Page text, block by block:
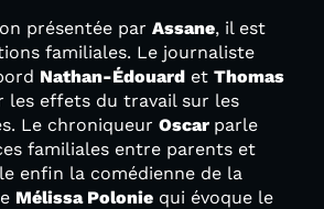
présentée par Assane, il est
familiales. Le journaliste
Nathan-Édouard et Thomas
les effets du travail sur les
Le chroniqueur Oscar parle
familiales entre parents et
enfin la comédienne de la
Mélissa Polonie qui évoque le